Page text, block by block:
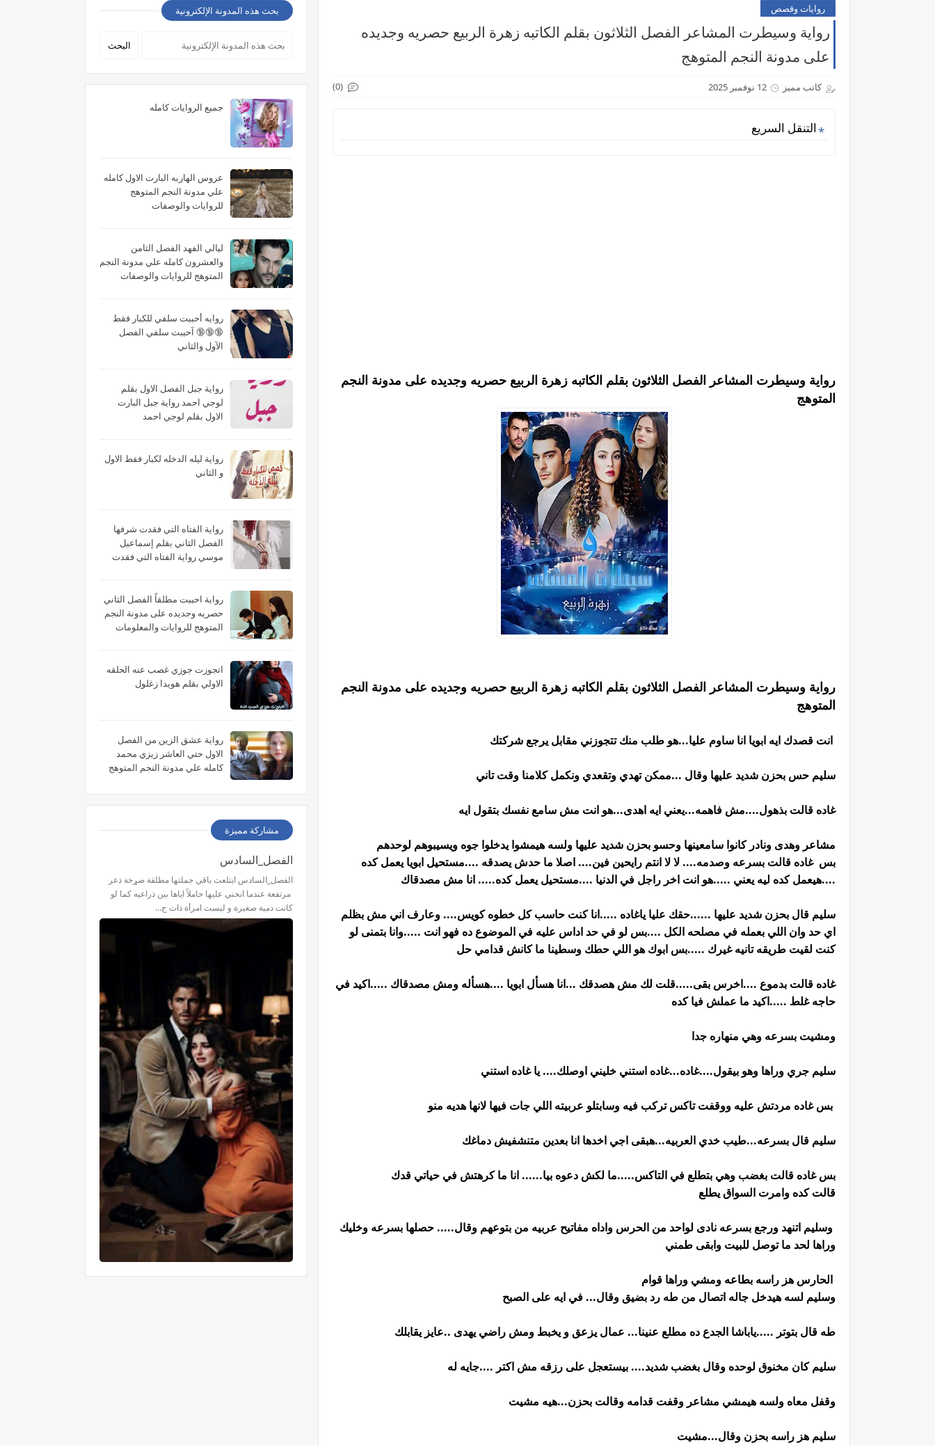
روايات وقصص
رواية وسيطرت المشاعر الفصل الثلاثون بقلم الكاتبه زهرة الربيع حصريه وجديده
على مدونة النجم المتوهج
كاتب مميز 12 نوفمبر 2025 (0)
التنقل السريع
رواية وسيطرت المشاعر الفصل الثلاثون بقلم الكاتبه زهرة الربيع حصريه وجديده على مدونة النجم
المتوهج
رواية وسيطرت المشاعر الفصل الثلاثون بقلم الكاتبه زهرة الربيع حصريه وجديده على مدونة النجم
المتوهج
انت قصدك ايه ابويا انا ساوم عليا...هو طلب منك تتجوزني مقابل يرجع شركتك
سليم حس بحزن شديد عليها وقال ...ممكن تهدي وتقعدي ونكمل كلامنا وقت تاني
غاده قالت بذهول....مش فاهمه...يعني ايه اهدى...هو انت مش سامع نفسك بتقول ايه
مشاعر وهدى ونادر كانوا سامعينها وحسو بحزن شديد عليها ولسه هيمشوا يدخلوا جوه ويسيبوهم لوحدهم
بس غاده قالت بسرعه وصدمه.... لا لا انتم رايحين فين.... اصلا ما حدش يصدقه ....مستحيل ابويا يعمل كده
....هيعمل كده ليه يعني .....هو انت اخر راجل في الدنيا ....مستحيل يعمل كده..... انا مش مصدقاك
سليم قال بحزن شديد عليها ......حقك عليا ياغاده .....انا كنت حاسب كل خطوه كويس.... وعارف اني مش بظلم
اي حد وان اللي بعمله في مصلحه الكل ....بس لو في حد اداس عليه في الموضوع ده فهو انت .....وانا بتمنى لو
كنت لقيت طريقه تانيه غيرك .....بس ابوك هو اللي حطك وسطينا ما كانش قدامي حل
غاده قالت بدموع ....اخرس بقى.....قلت لك مش هصدقك ...انا هسأل ابويا ....هسأله ومش مصدقاك .....اكيد في
حاجه غلط .....اكيد ما عملش فيا كده
ومشيت بسرعه وهي منهاره جدا
سليم جري وراها وهو بيقول....غاده...غاده استني خليني اوصلك.... يا غاده استني
بس غاده مردتش عليه ووقفت تاكس تركب فيه وسابتلو عربيته اللي جات فيها لانها هديه منو
سليم قال بسرعه...طيب خدي العربيه...هبقى اجي اخدها انا بعدين متنشفيش دماغك
بس غاده قالت بغضب وهي بتطلع في التاكس.....ما لكش دعوه بيا...... انا ما كرهتش في حياتي قدك
قالت كده وامرت السواق يطلع
وسليم اتنهد ورجع بسرعه نادى لواحد من الحرس واداه مفاتيح عربيه من بتوعهم وقال..... حصلها بسرعه وخليك
وراها لحد ما توصل للبيت وابقى طمني
الحارس هز راسه بطاعه ومشي وراها قوام
وسليم لسه هيدخل جاله اتصال من طه رد بضيق وقال... في ايه على الصبح
طه قال بتوتر .....ياباشا الجدع ده مطلع عنينا... عمال يزعق و يخبط ومش راضي يهدى ..عايز يقابلك
سليم كان مخنوق لوحده وقال بغضب شديد.... بيستعجل على رزقه مش اكتر ....جايه له
وقفل معاه ولسه هيمشي مشاعر وقفت قدامه وقالت بحزن...هيه مشيت
سليم هز راسه بحزن وقال...مشيت
بحث هذه المدونة الإلكترونية
جميع الروايات كامله
عروس الهاربه البارت الاول كامله
علي مدونة النجم المتوهج
للروايات والوصفات
ليالي الفهد الفصل الثامن
والعشرون كامله علي مدونة النجم
المتوهج للروايات والوصفات
روايه أحببت سلفي للكبار فقط
🔞🔞🔞 آحببت سلفي الفصل
الآول والثاني
رواية جبل الفصل الاول بقلم
لوجي احمد رواية جبل البارت
الاول بقلم لوجي احمد
رواية ليله الدخله لكبار فقط الاول
و الثاني
رواية الفتاه التي فقدت شرفها
الفصل الثاني بقلم إسماعيل
موسي رواية الفتاه التي فقدت
فقدت شرفها الجزء الثاني بقلم
إسماعيل موسي
رواية احببت مطلقاً الفصل الثاني
حصريه وجديده على مدونة النجم
المتوهج للروايات والمعلومات
اتجوزت جوزي غصب عنه الحلقه
الاولي بقلم هويدا زغلول
رواية عشق الزين من الفصل
الاول حتي العاشر زيزي محمد
كامله علي مدونة النجم المتوهج
مشاركة مميزة
الفصل_السادس
الفصل_السادس ابتلعت باقي جملتها مطلقة صړخة ذعر
مرتفعة عندما انحني عليها حاملاً اياها بين ذراعيه كما لو
كانت دمية صغيرة و ليست امرأة ذات ج…